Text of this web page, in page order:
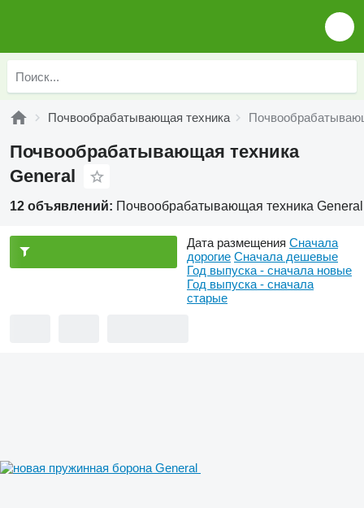
Почвообрабатывающая техника
Почвообрабатывающая техника
General
12 объявлений: Почвообрабатывающая техника General
Дата размещения Сначала
дорогие Сначала дешевые
Год выпуска - сначала новые
Год выпуска - сначала
старые